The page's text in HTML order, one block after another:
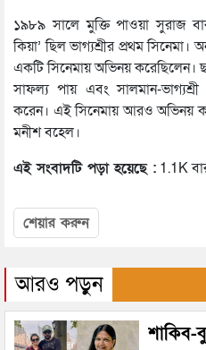
১৯৮৯ সালে মুক্তি পাওয়া সুরাজ
কিয়া’ ছিল ভাগ্যশ্রীর প্রথম
একটি সিনেমায় অভিনয় করেছিলেন।
সাফল্য পায় এবং সালমান-
করেন। এই সিনেমায় আরও অভিনয়
মনীশ বহেল।
এই সংবাদটি পড়া হয়েছে : 1.1K
শেয়ার করুন
আরও পড়ুন
শাকিব-